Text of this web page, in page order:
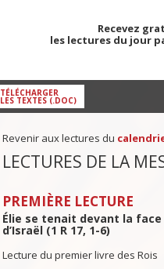
Recevez
les lectures du jour
TÉLÉCHARGER
LES TEXTES (.DOC)
Revenir aux lectures du
LECTURES DE LA
PREMIÈRE LECTURE
Élie se tenait devant la face
d’Israël (1 R 17, 1-6)
Lecture du premier livre des Rois